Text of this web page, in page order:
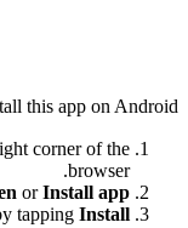
this app on Android
corner of the
browser.
orInstall app
tapping Install